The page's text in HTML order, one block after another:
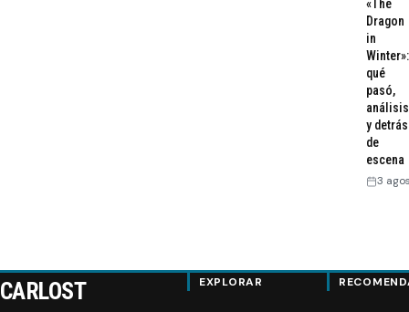
«The
Dragon
in
Winter»:
qué
pasó,
análisis
y detrás
de
escena
3
CARLOST EXPLORAR